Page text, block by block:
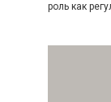
роль как